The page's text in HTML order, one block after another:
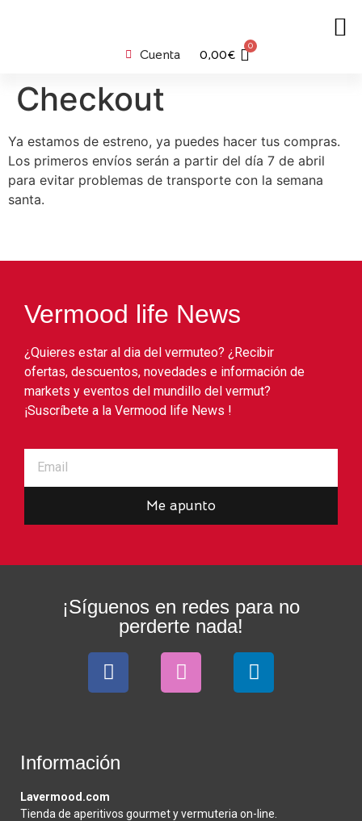
Cuenta 0,00€
0
Checkout
Ya estamos de estreno, ya puedes hacer tus compras.
Los primeros envíos serán a partir del día 7 de abril
para evitar problemas de transporte con la semana
santa.
Vermood life News
¿Quieres estar al dia del vermuteo? ¿Recibir
ofertas, descuentos, novedades e información de
markets y eventos del mundillo del vermut?
¡Suscríbete a la Vermood life News !
Me apunto
¡Síguenos en redes para no
perderte nada!
Información
Lavermood.com
Tienda de aperitivos gourmet y vermuteria on-line.